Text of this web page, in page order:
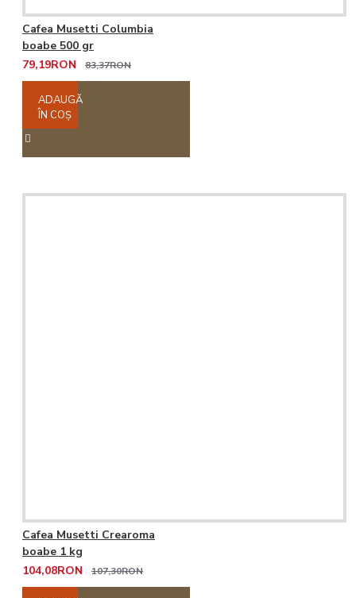
Cafea Musetti Columbia
boabe 500 gr
79,19RON
83,37RON
ADAUGĂ
ÎN COŞ
Cafea Musetti Crearoma
boabe 1 kg
104,08RON
107,30RON